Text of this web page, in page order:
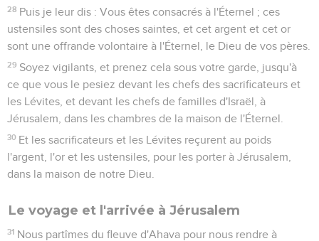
28 Puis je leur dis : Vous êtes consacrés à l'Éternel ; ces
ustensiles sont des choses saintes, et cet argent et cet or
sont une offrande volontaire à l'Éternel, le Dieu de vos pères.
29 Soyez vigilants, et prenez cela sous votre garde, jusqu'à
ce que vous le pesiez devant les chefs des sacrificateurs et
les Lévites, et devant les chefs de familles d'Israël, à
Jérusalem, dans les chambres de la maison de l'Éternel.
30 Et les sacrificateurs et les Lévites reçurent au poids
l'argent, l'or et les ustensiles, pour les porter à Jérusalem,
dans la maison de notre Dieu.
Le voyage et l'arrivée à Jérusalem
31 Nous partîmes du fleuve d'Ahava pour nous rendre à